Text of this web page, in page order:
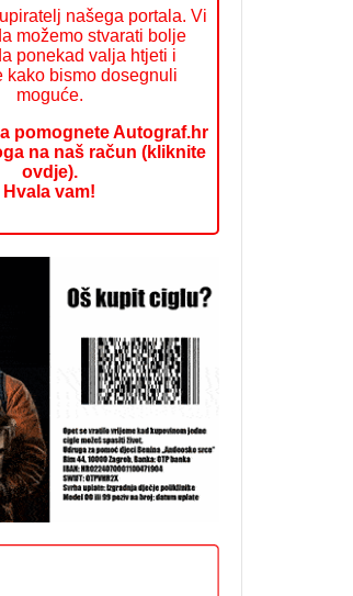
našega portala. Vi
možemo stvarati bolje
ponekad valja htjeti i
kako bismo dosegnuli
moguće.
pomognete Autograf.hr
na naš račun (kliknite
ovdje).
Hvala vam!